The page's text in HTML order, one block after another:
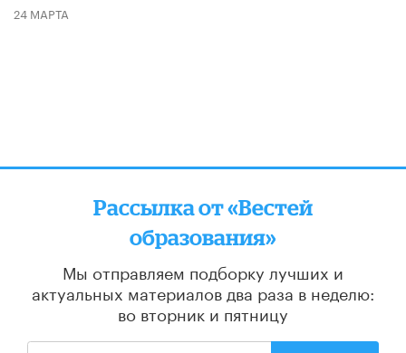
24 МАРТА
Рассылка от «Вестей
образования»
Мы отправляем подборку лучших и
актуальных материалов два раза в неделю:
во вторник и пятницу